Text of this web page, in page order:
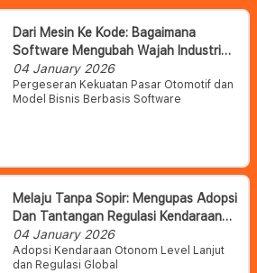
Dari Mesin Ke Kode: Bagaimana
Software Mengubah Wajah Industri
Otomotif Dan Daya Saing Pasar
04 January 2026
Pergeseran Kekuatan Pasar Otomotif dan
Model Bisnis Berbasis Software
Melaju Tanpa Sopir: Mengupas Adopsi
Dan Tantangan Regulasi Kendaraan
Otonom Level Lanjut
04 January 2026
Adopsi Kendaraan Otonom Level Lanjut
dan Regulasi Global